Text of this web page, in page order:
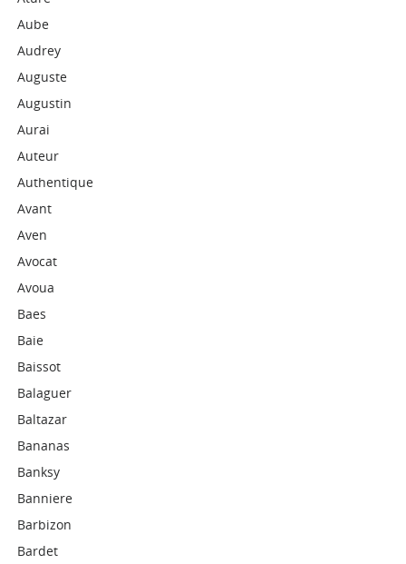
Aube
Audrey
Auguste
Augustin
Aurai
Auteur
Authentique
Avant
Aven
Avocat
Avoua
Baes
Baie
Baissot
Balaguer
Baltazar
Bananas
Banksy
Banniere
Barbizon
Bardet